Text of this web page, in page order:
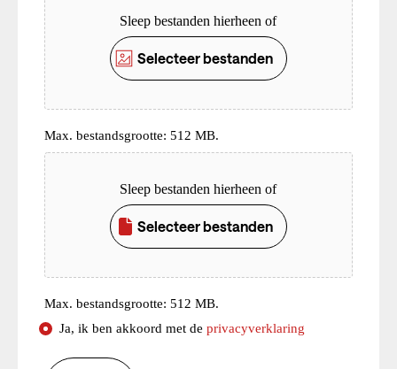
Sleep bestanden hierheen of
Selecteer bestanden
Max. bestandsgrootte: 512 MB.
Upload
Sleep bestanden hierheen of
Selecteer bestanden
Max. bestandsgrootte: 512 MB.
Consent
Ja, ik ben akkoord met de privacyverklaring